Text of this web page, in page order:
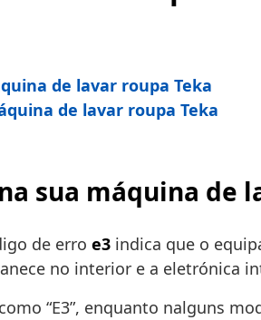
de lavar roupa Teka
de lavar roupa Teka
sua máquina de
de erro e3 indica que o
no interior e a eletrónica
“E3”, enquanto nalguns